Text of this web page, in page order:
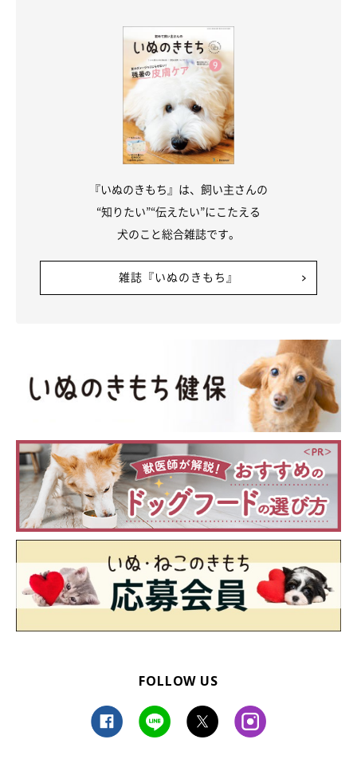
『いぬのきもち』は、飼い主さんの
“知りたい”“伝えたい”にこたえる
犬のこと総合雑誌です。
雑誌『いぬのきもち』
FOLLOW US